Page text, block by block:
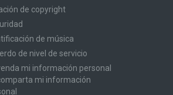
de copyright
de música
de nivel de servicio
mi información personal
mi información